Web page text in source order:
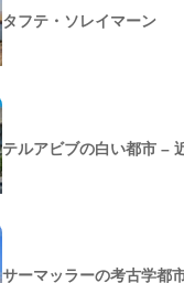
タフテ・ソレイマーン
テルアビブの白い都市 –
サーマッラーの考古学都